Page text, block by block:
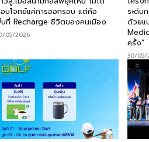
บโจทย์แค่การออกรอบ แต่คือ
ที่ Recharge ชีวิตของคนเมือง
05/2026
ระดับ
ด้วยแ
ครั้ง”
30/05/